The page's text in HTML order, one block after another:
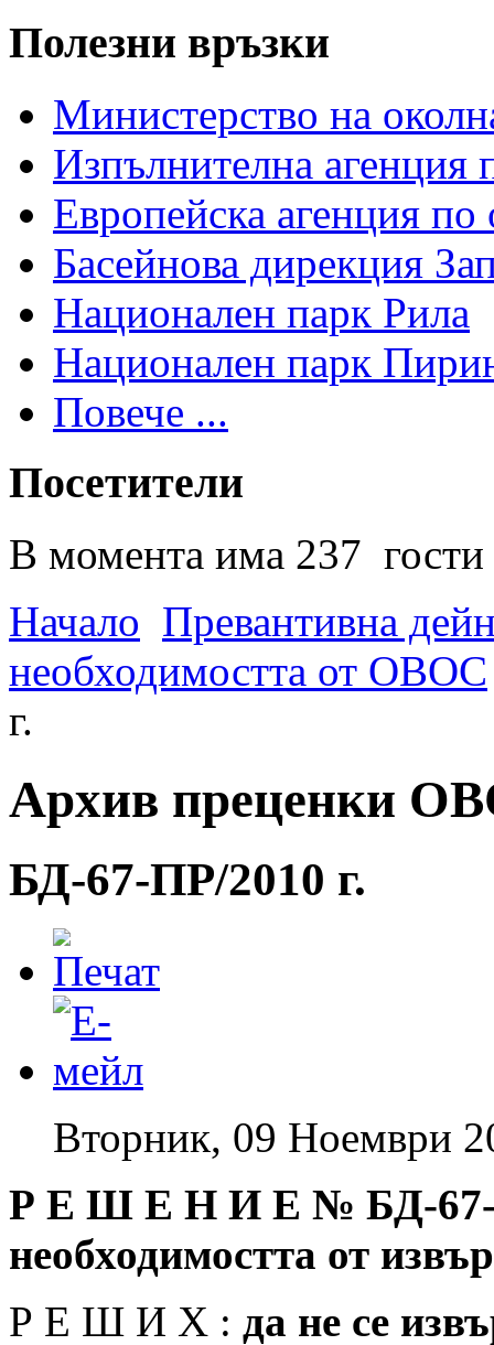
Полезни връзки
Министерство на
Изпълнителна агенция
Европейска агенция по
Басейнова дирекция
Национален парк Рила
Национален парк
Повече ...
Посетители
В момента има 237 гости
Начало Превантивна
необходимостта от ОВОС
г.
Архив преценки
БД-67-ПР/2010 г.
Вторник, 09 Ноември
Р Е Ш Е Н И Е № БД-
необходимостта от
Р Е Ш И Х : да не се